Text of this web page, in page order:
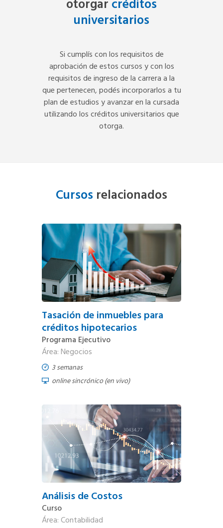
otorgar créditos
universitarios
Si cumplís con los requisitos de
aprobación de estos cursos y con los
requisitos de ingreso de la carrera a la
que pertenecen, podés incorporarlos a tu
plan de estudios y avanzar en la cursada
utilizando los créditos universitarios que
otorga.
Cursos relacionados
Tasación de inmuebles para
créditos hipotecarios
Programa Ejecutivo
Área: Negocios
3 semanas
online sincrónico (en vivo)
Análisis de Costos
Curso
Área: Contabilidad